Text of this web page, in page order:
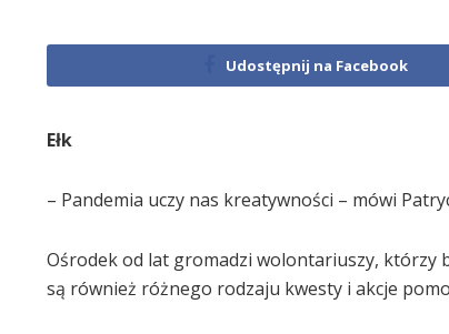
Udostępnij na Facebook
Ełk
– Pandemia uczy nas kreatywności – mówi
Ośrodek od lat gromadzi wolontariuszy, którzy
są również różnego rodzaju kwesty i akcje